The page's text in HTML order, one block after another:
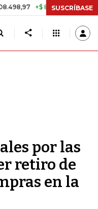
+$ 8.753,81 +2,19% TASA
SUSCRÍBASE
por las
retiro de
en la